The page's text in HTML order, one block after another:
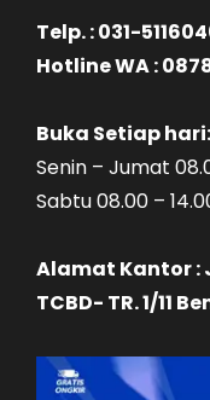
Telp. : 031-
Hotline WA :
Buka Setiap hari:
Senin – Jumat
Sabtu 08.00 –
Alamat Kantor :
TCBD- TR. 1/11